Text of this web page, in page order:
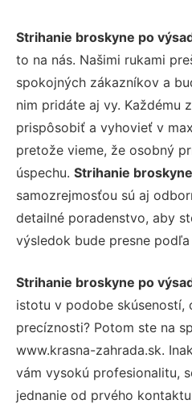
Strihanie broskyne po
to na nás. Našimi rukami
spokojných zákazníkov a
nim pridáte aj vy. Každému
prispôsobiť a vyhovieť v
pretože vieme, že osobný
úspechu. Strihanie
samozrejmosťou sú aj
detailné poradenstvo, aby
výsledok bude presne
Strihanie broskyne po
istotu v podobe skúseností,
precíznosti? Potom ste na
www.krasna-zahrada.sk.
vám vysokú profesionalitu,
jednanie od prvého